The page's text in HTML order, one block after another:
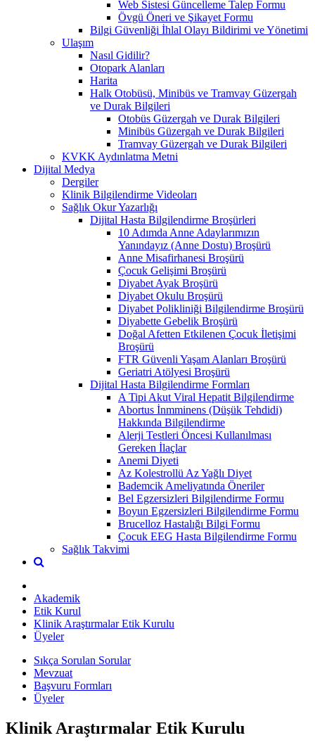
Web Sistesi Güncelleme Talep Formu
Övgü Öneri ve Şikayet Formu
Bilgi Güvenliği İhlal Olayı Bildirimi ve Yönetimi
Ulaşım
Nasıl Gidilir?
Otopark Alanları
Harita
Halk Otobüsü, Minibüs ve Tramvay Güzergah
ve Durak Bilgileri
Otobüs Güzergah ve Durak Bilgileri
Minibüs Güzergah ve Durak Bilgileri
Tramvay Güzergah ve Durak Bilgileri
KVKK Aydınlatma Metni
Dijital Medya
Dergiler
Klinik Bilgilendirme Videoları
Sağlık Okur Yazarlığı
Dijital Hasta Bilgilendirme Broşürleri
10 Adımda Anne Adaylarımızın
Yanındayız (Anne Dostu) Broşürü
Anne Misafirhanesi Broşürü
Çocuk Gelişimi Broşürü
Diyabet Ayak Broşürü
Diyabet Okulu Broşürü
Diyabet Polikliniği Bilgilendirme Broşürü
Diyabette Gebelik Broşürü
Doğal Afetten Etkilenen Çocuk İletişimi
Broşürü
FTR Güvenli Yaşam Alanları Broşürü
Geriatri Atölyesi Broşürü
Dijital Hasta Bilgilendirme Formları
A Tipi Akut Viral Hepatit Bilgilendirme
Abortus İnmminens (Düşük Tehdidi)
Hakkında Bilgilendirme
Alerji Testleri Öncesi Kullanılması
Gereken İlaçlar
Anemi Diyeti
Az Kolestrollü Az Yağlı Diyet
Bademcik Ameliyatında Öneriler
Bel Egzersizleri Bilgilendirme Formu
Boyun Egzersizleri Bilgilendirme Formu
Brucelloz Hastalığı Bilgi Formu
Çocuk EEG Hasta Bilgilendirme Formu
Sağlık Takvimi
Akademik
Etik Kurul
Klinik Araştırmalar Etik Kurulu
Üyeler
Sıkça Sorulan Sorular
Mevzuat
Başvuru Formları
Üyeler
Klinik Araştırmalar Etik Kurulu